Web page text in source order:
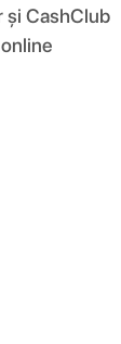
și CashClub